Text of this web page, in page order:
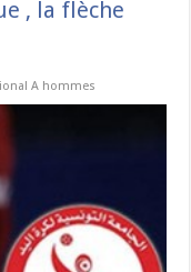
, la flèche
A hommes